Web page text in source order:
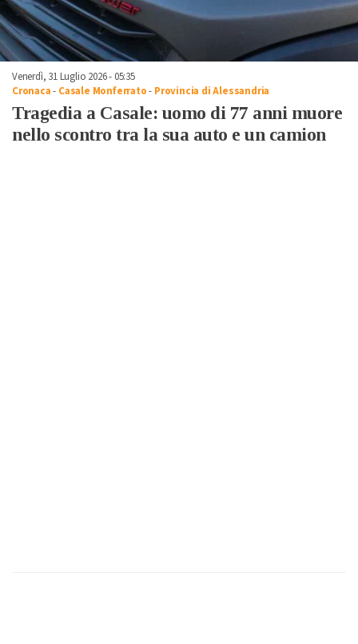
Venerdì, 31 Luglio 2026 - 05:35
Cronaca- Casale Monferrato- Provincia di Alessandria
Tragedia a Casale: uomo di 77 anni muore
nello scontro tra la sua auto e un camion